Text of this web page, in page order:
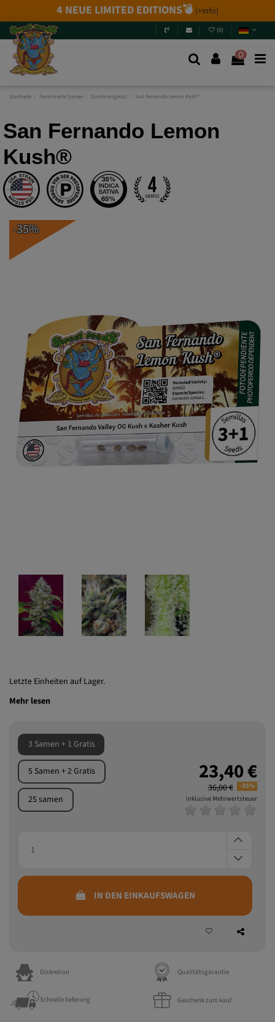
4 NEUE LIMITED EDITIONS💣 (+info)
(0)
0
Startseite Feminisierte Samen Sonderangebot San Fernando Lemon Kush®
San Fernando Lemon
Kush®
-35%
Letzte Einheiten auf Lager.
Mehr lesen
3 Samen + 1 Gratis
5 Samen + 2 Gratis
25 samen
23,40 €
36,00 €
-35%
inklusive Mehrwertsteuer
IN DEN EINKAUFSWAGEN
Diskretion Qualitätsgarantie
Schnelle lieferung Geschenk zum kauf